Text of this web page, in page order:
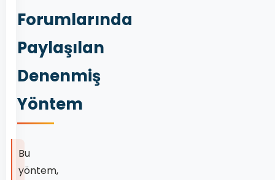
Forumlarında
Paylaşılan
Denenmiş
Yöntem
Bu
yöntem,